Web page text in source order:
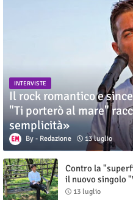
INTERVISTE
Il rock romantico e
"Ti porterò al mare"
semplicità»
Redazione 13 luglio
Contro la
il nuovo singolo
13 luglio